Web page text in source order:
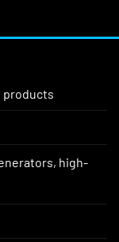
products
high-